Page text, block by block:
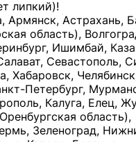
липкий)!
Армянск, Астрахань,
область),
Ишимбай,
Севастополь,
Хабаровск,
Петербург,
Калуга, Елец,
область),
Зеленоград,